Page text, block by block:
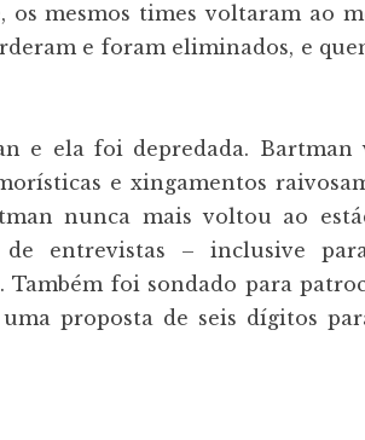
os mesmos times voltaram ao
e foram eliminados, e
e ela foi depredada. Bartman
e xingamentos
nunca mais voltou ao
de entrevistas – inclusive
Também foi sondado para
proposta de seis dígitos